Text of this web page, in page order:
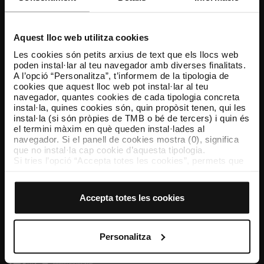
Aquest lloc web utilitza cookies
Les cookies són petits arxius de text que els llocs web
poden instal·lar al teu navegador amb diverses finalitats.
A l’opció “Personalitza”, t’informem de la tipologia de
cookies que aquest lloc web pot instal·lar al teu
navegador, quantes cookies de cada tipologia concreta
instal·la, quines cookies són, quin propòsit tenen, qui les
instal·la (si són pròpies de TMB o bé de tercers) i quin és
el termini màxim en què queden instal·lades al
navegador. Si el panell de cookies mostra (0), significa
que no instal·la cap cookie d’aquesta tipologia.
Si tries l’opció “Accepta totes les cookies”, permets que
El selector que es troba a la dreta de cada tipologia de
cookies d’aquella classe.
Un cop hagis marcat les teves preferències, has de fer
clic sobre “Selecciona i configura”. Així, s’instal·laran
només les cookies de la tipologia que hagis seleccionat
personalització, perquè permeten recordar les teves
Accepta totes les cookies
Personalitza
Resol els teus dubtes
Segueix-nos
TMB a les xarxes socials
TMB App
Descarrega’t TMB App i compra els teus bitllets
App Store Google Play